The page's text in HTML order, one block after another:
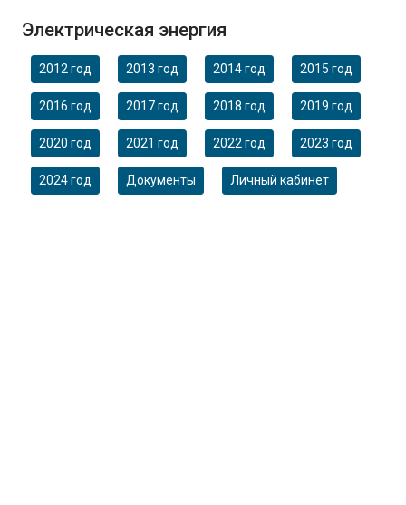
Электрическая энергия
2012 год 2013 год 2014 год 2015 год
2016 год 2017 год 2018 год 2019 год
2020 год 2021 год 2022 год 2023 год
2024 год Документы Личный кабинет